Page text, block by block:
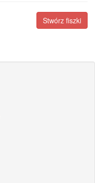
Stwórz fiszki